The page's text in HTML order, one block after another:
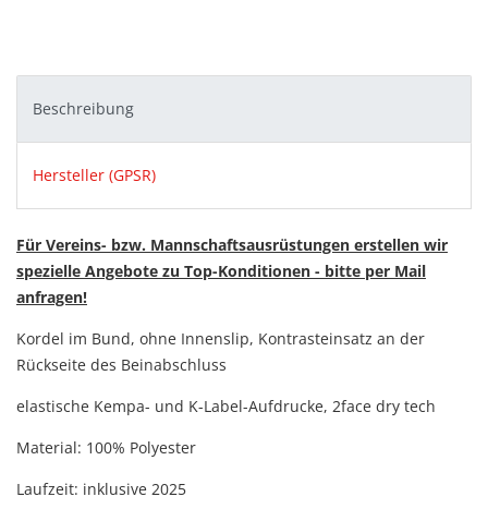
Beschreibung
Hersteller (GPSR)
Für Vereins- bzw. Mannschaftsausrüstungen erstellen wir
spezielle Angebote zu Top-Konditionen - bitte per Mail
anfragen!
Kordel im Bund, ohne Innenslip, Kontrasteinsatz an der
Rückseite des Beinabschluss
elastische Kempa- und K-Label-Aufdrucke, 2face dry tech
Material: 100% Polyester
Laufzeit: inklusive 2025